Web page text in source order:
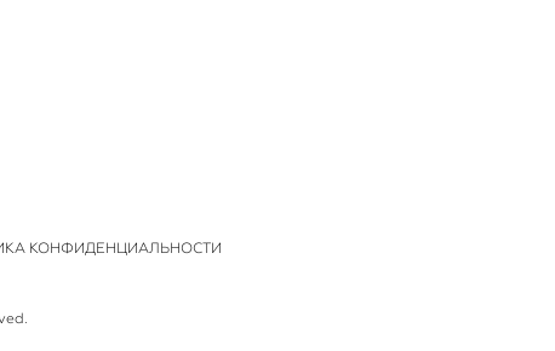
КОНФИДЕНЦИАЛЬНОСТИ